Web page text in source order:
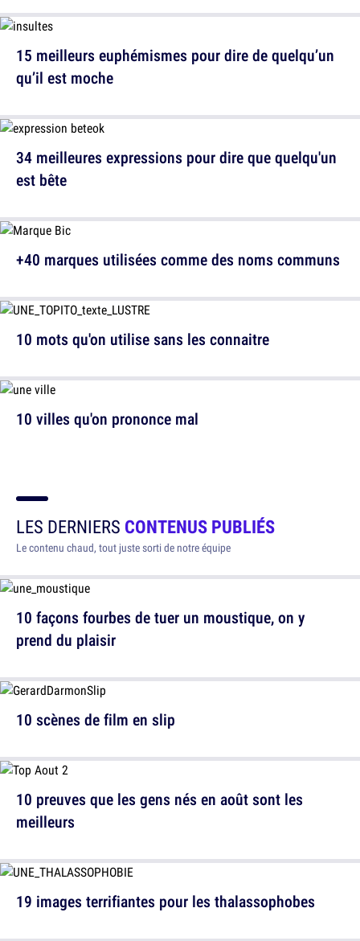
15 meilleurs euphémismes pour dire de quelqu’un
qu’il est moche
+40 marques utilisées comme des noms communs
10 villes qu'on prononce mal
34 meilleures expressions pour dire que quelqu'un
est bête
10 mots qu'on utilise sans les connaitre
LES DERNIERS CONTENUS PUBLIÉS
Le contenu chaud, tout juste sorti de notre équipe
10 façons fourbes de tuer un moustique, on y
prend du plaisir
10 preuves que les gens nés en août sont les
meilleurs
10 scènes de film en slip
19 images terrifiantes pour les thalassophobes